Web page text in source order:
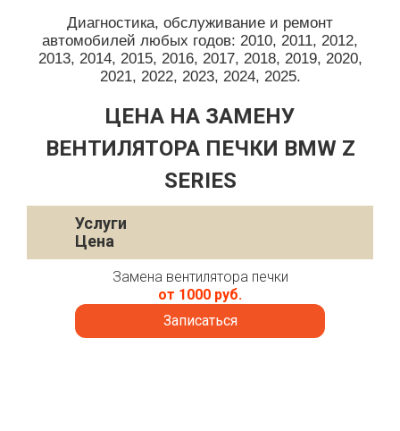
Диагностика, обслуживание и ремонт
автомобилей любых годов: 2010, 2011, 2012,
2013, 2014, 2015, 2016, 2017, 2018, 2019, 2020,
2021, 2022, 2023, 2024, 2025.
ЦЕНА НА ЗАМЕНУ
ВЕНТИЛЯТОРА ПЕЧКИ BMW Z
SERIES
Услуги
Цена
Замена вентилятора печки
от 1000 руб.
Записаться